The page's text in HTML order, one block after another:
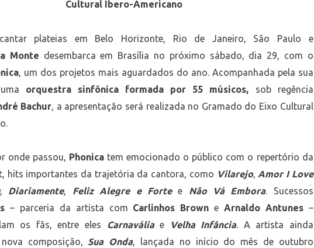
Cultural Ibero-Americano
plateias em Belo Horizonte, Rio de Janeiro, São Paulo e
Monte desembarca em Brasília no próximo sábado, dia 29, com o
, um dos projetos mais aguardados do ano. Acompanhada pela sua
orquestra sinfônica formada por 55 músicos, sob regência
Bachur, a apresentação será realizada no Gramado do Eixo Cultural
onde passou, Phonicatem emocionado o público com o repertório da
hits importantes da trajetória da cantora, como Vilarejo, Amor I Love
, Diariamente, Feliz Alegre e Forte e Não Vá Embora. Sucessos
– parceria da artista com Carlinhos Brown e Arnaldo Antunes–
os fãs, entre eles
Carnaváliae Velha Infância. A artista ainda
composição, Sua Onda, lançada no início do mês de outubro